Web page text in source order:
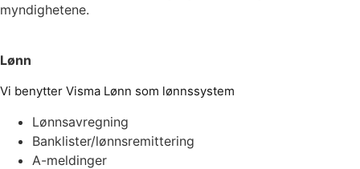
myndighetene.
Lønn
Vi benytter Visma Lønn som lønnssystem
Lønnsavregning
Banklister/lønnsremittering
A-meldinger